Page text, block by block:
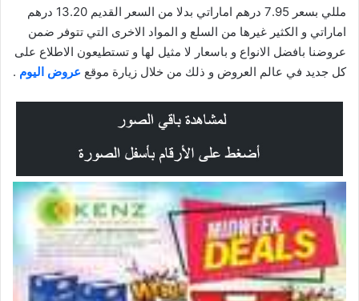
مللي بسعر 7.95 درهم اماراتي بدلا من السعر القديم 13.20 درهم
اماراتي و الكثير غيرها من السلع و المواد الاخرى التي تتوفر ضمن
عروضنا بافضل الانواع و باسعار لا مثيل لها و تستطيعون الاطلاع على
كل جديد في عالم العروض و ذلك من خلال زيارة موقع عروض اليوم .